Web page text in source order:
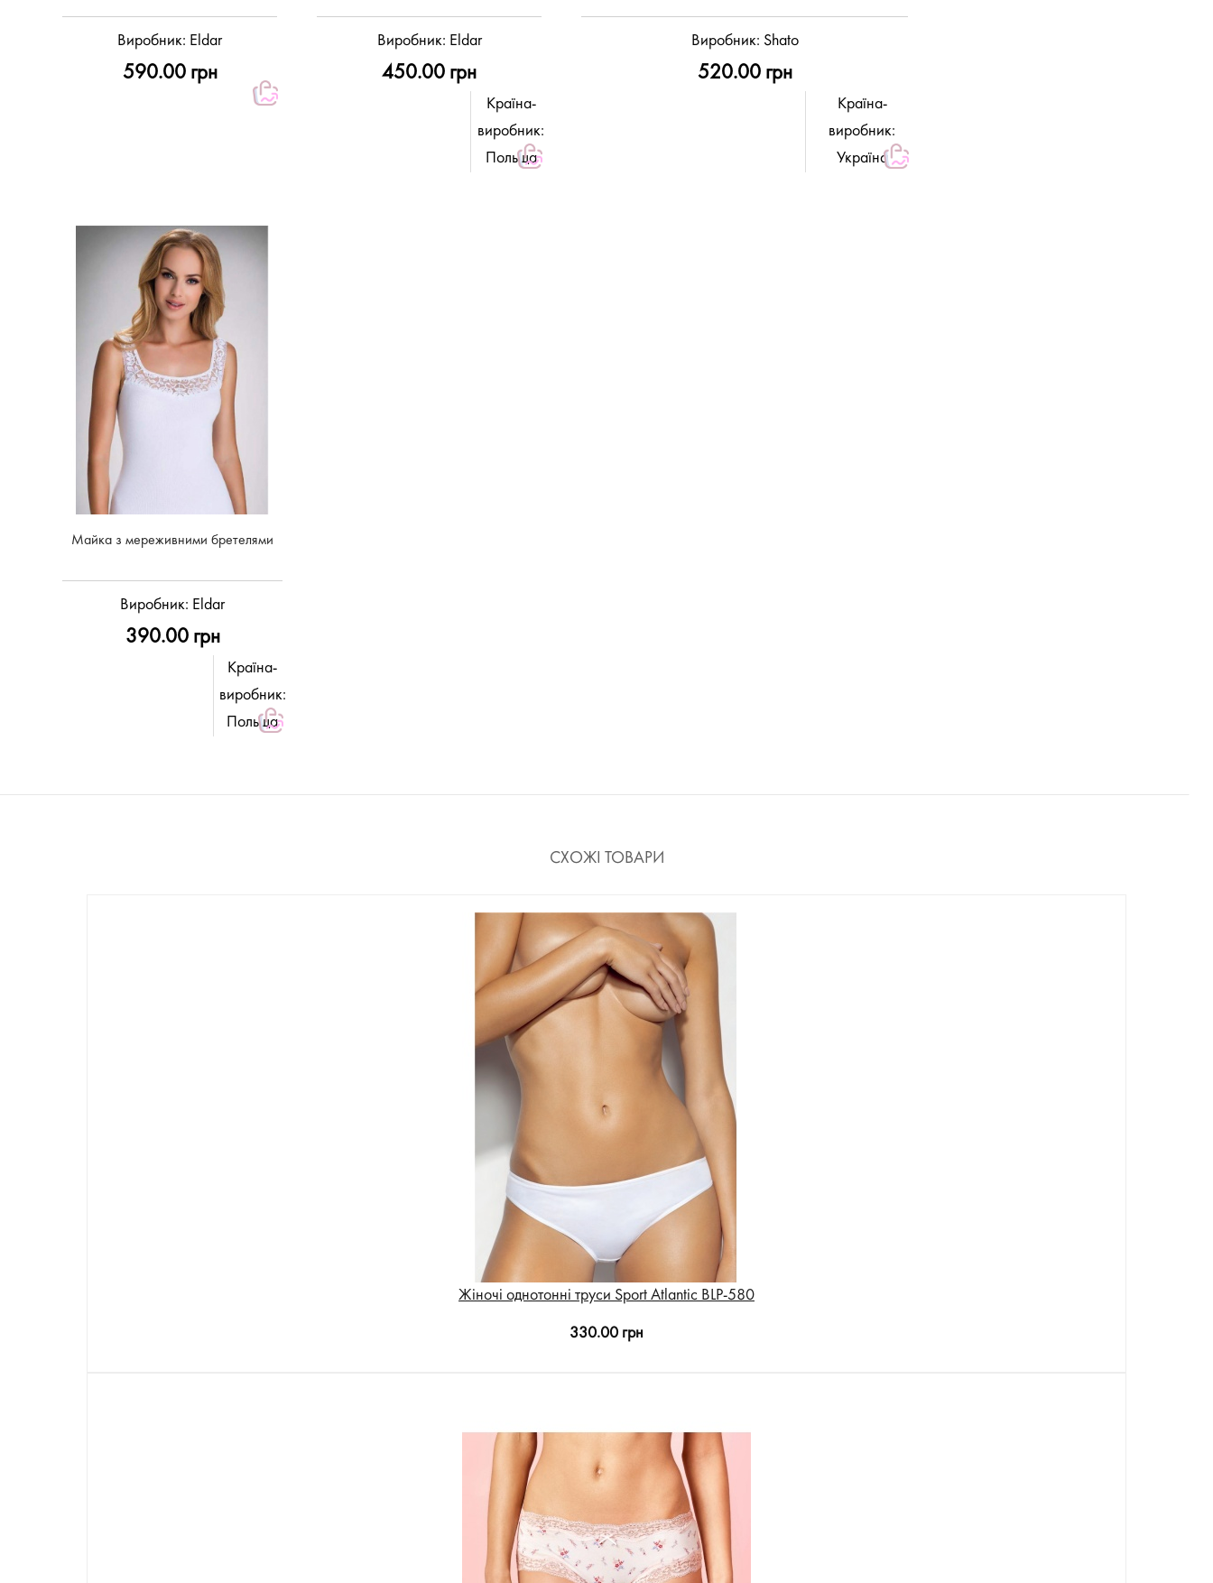
Виробник: Eldar
590.00 грн
Виробник: Eldar
450.00 грн
Країна-
виробник:
Польща
Виробник: Shato
520.00 грн
Країна-
виробник:
Україна
Майка з мереживними бретелями
Виробник: Eldar
390.00 грн
Країна-
виробник:
Польща
СХОЖІ ТОВАРИ
Жіночі однотонні труси Sport Atlantic BLP-580
330.00 грн